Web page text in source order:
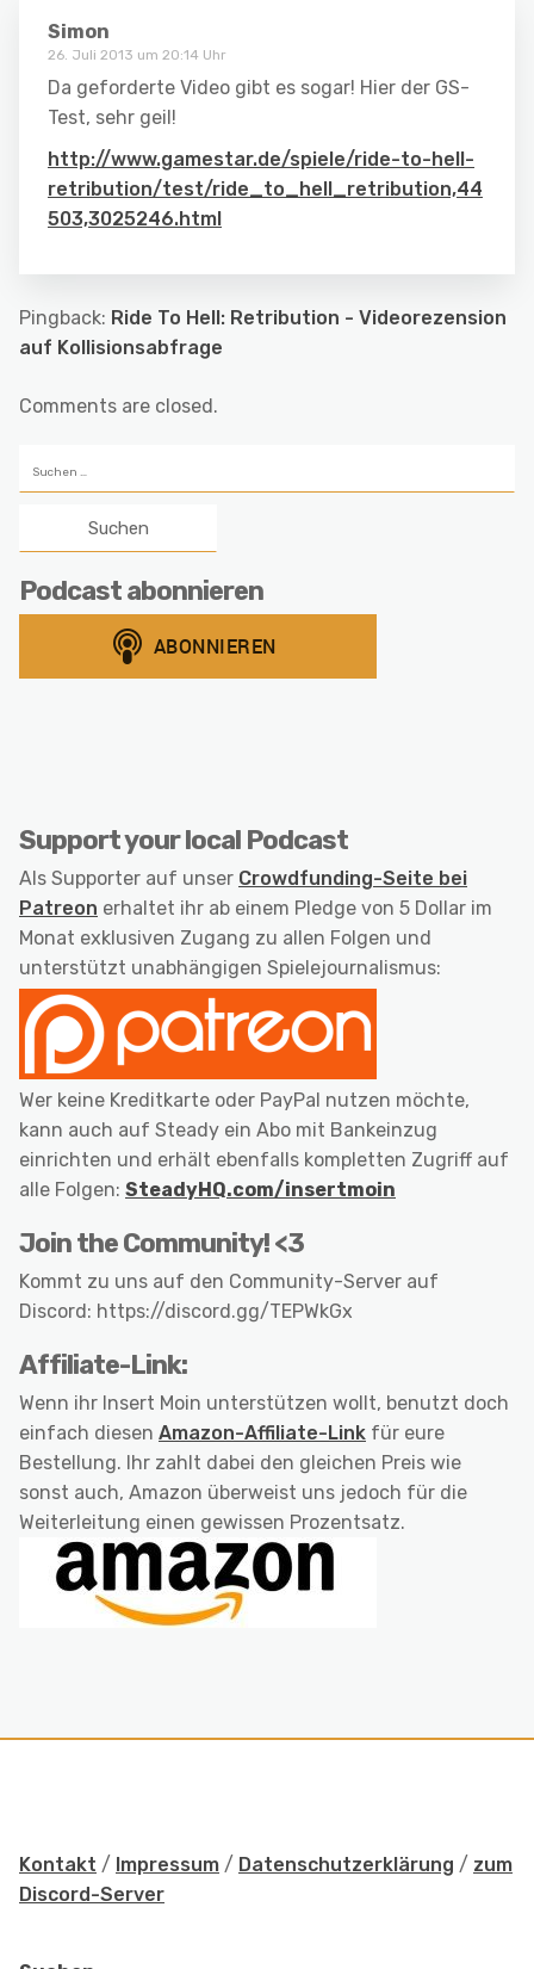
Simon
26. Juli 2013 um 20:14 Uhr
Da geforderte Video gibt es sogar! Hier der GS-
Test, sehr geil!
http://www.gamestar.de/spiele/ride-to-hell-
retribution/test/ride_to_hell_retribution,44
503,3025246.html
Pingback: Ride To Hell: Retribution - Videorezension
auf Kollisionsabfrage
Comments are closed.
nach:
Podcast abonnieren
Support your local Podcast
Als Supporter auf unser Crowdfunding-Seite bei
Patreon erhaltet ihr ab einem Pledge von 5 Dollar im
Monat exklusiven Zugang zu allen Folgen und
unterstützt unabhängigen Spielejournalismus:
Wer keine Kreditkarte oder PayPal nutzen möchte,
kann auch auf Steady ein Abo mit Bankeinzug
einrichten und erhält ebenfalls kompletten Zugriff auf
alle Folgen: SteadyHQ.com/insertmoin
Join the Community! <3
Kommt zu uns auf den Community-Server auf
Discord: https://discord.gg/TEPWkGx
Affiliate-Link:
Wenn ihr Insert Moin unterstützen wollt, benutzt doch
einfach diesen Amazon-Affiliate-Link für eure
Bestellung. Ihr zahlt dabei den gleichen Preis wie
sonst auch, Amazon überweist uns jedoch für die
Weiterleitung einen gewissen Prozentsatz.
Kontakt / Impressum / Datenschutzerklärung / zum
Discord-Server